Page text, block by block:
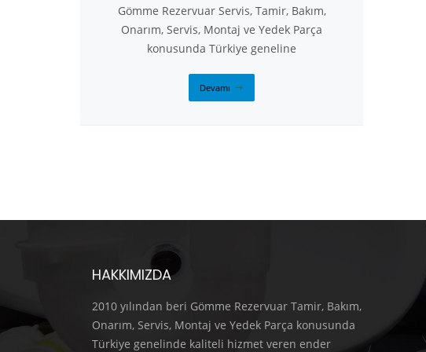
Gömme Rezervuar Servis, Tamir, Bakım,
Onarım, Servis, Montaj ve Yedek Parça
konusunda Türkiye geneline
Devamı
HAKKIMIZDA
2010 yılından beri Gömme Rezervuar Tamir, Bakım,
Onarım, Servis, Montaj ve Yedek Parça konusunda
Türkiye genelinde kaliteli hizmet veren ender